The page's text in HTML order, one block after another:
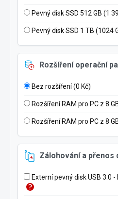
Pevný disk SSD 512 GB (1
Pevný disk SSD 1 TB (1024
Rozšíření operační
Bez rozšíření (0 Kč)
Rozšíření RAM pro PC z 8
Rozšíření RAM pro PC z 8
Zálohování a přenos
Externí pevný disk USB 3.0